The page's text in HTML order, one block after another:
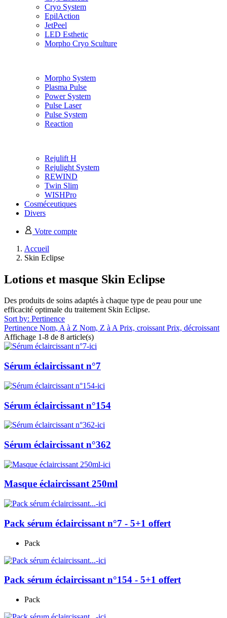
Cryo System
EpilAction
JetPeel
LED Esthetic
Morpho Cryo Sculture
Morpho System
Plasma Pulse
Power System
Pulse Laser
Pulse System
Reaction
Rejulift H
Rejulight System
REWIND
Twin Slim
WISHPro
Cosméceutiques
Divers
Votre compte
Accueil
Skin Eclipse
Lotions et masque Skin Eclipse
Des produits de soins adaptés à chaque type de peau pour une
efficacité optimale du traitement Skin Eclipse.
Sort by: Pertinence
Pertinence Nom, A à Z Nom, Z à APrix, croissantPrix, décroissant
Affichage 1-8 de 8 article(s)
Sérum éclaircissant n°7
Sérum éclaircissant n°154
Sérum éclaircissant n°362
Masque éclaircissant 250ml
Pack sérum éclaircissant n°7 - 5+1 offert
Pack
Pack sérum éclaircissant n°154 - 5+1 offert
Pack